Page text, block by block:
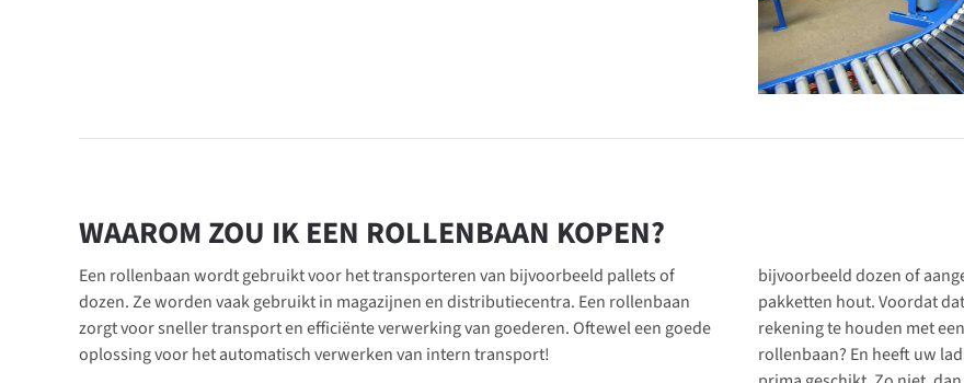
WAAROM ZOU IK EEN ROLLENBAAN KOPEN?
Een rollenbaan wordt gebruikt voor het transporteren van bijvoorbeeld pallets of
dozen. Ze worden vaak gebruikt in magazijnen en distributiecentra. Een rollenbaan
zorgt voor sneller transport en efficiënte verwerking van goederen. Oftewel een goede
oplossing voor het automatisch verwerken van intern transport!
bijvoorbeeld dozen of
pakketten hout. Voordat
rekening te houden met
rollenbaan? En heeft uw